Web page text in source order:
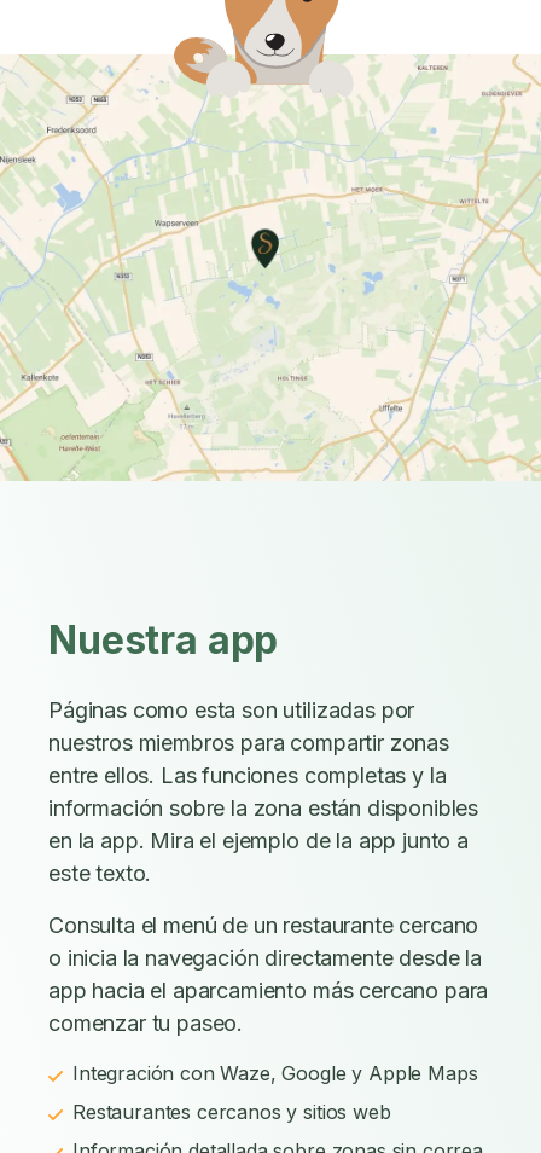
Nuestra app
Páginas como esta son utilizadas por
nuestros miembros para compartir zonas
entre ellos. Las funciones completas y la
información sobre la zona están disponibles
en la app. Mira el ejemplo de la app junto a
este texto.
Consulta el menú de un restaurante cercano
o inicia la navegación directamente desde la
app hacia el aparcamiento más cercano para
comenzar tu paseo.
Integración con Waze, Google y Apple Maps
Restaurantes cercanos y sitios web